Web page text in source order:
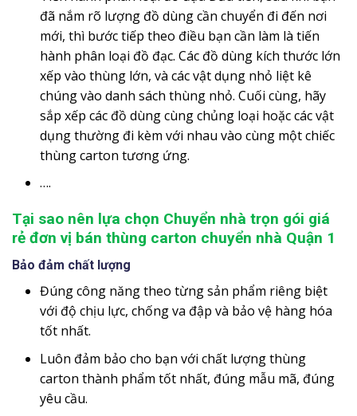
đã nắm rõ lượng đồ dùng cần chuyển đi đến nơi
mới, thì bước tiếp theo điều bạn cần làm là tiến
hành phân loại đồ đạc. Các đồ dùng kích thước lớn
xếp vào thùng lớn, và các vật dụng nhỏ liệt kê
chúng vào danh sách thùng nhỏ. Cuối cùng, hãy
sắp xếp các đồ dùng cùng chủng loại hoặc các vật
dụng thường đi kèm với nhau vào cùng một chiếc
thùng carton tương ứng.
….
Tại sao nên lựa chọn Chuyển nhà trọn gói giá
rẻ đơn vị bán thùng carton chuyển nhà Quận 1
Bảo đảm chất lượng
Đúng công năng theo từng sản phẩm riêng biệt
với độ chịu lực, chống va đập và bảo vệ hàng hóa
tốt nhất.
Luôn đảm bảo cho bạn với chất lượng thùng
carton thành phẩm tốt nhất, đúng mẫu mã, đúng
yêu cầu.